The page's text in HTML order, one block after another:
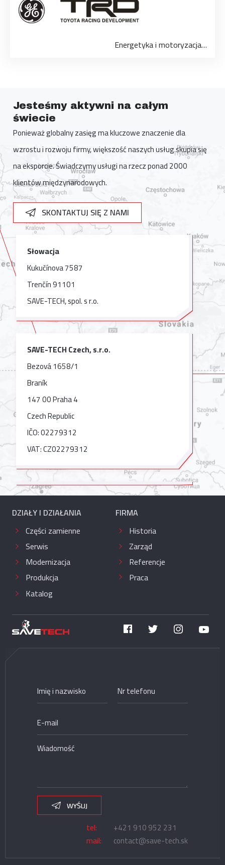
Energetyka i motoryzacja…
Jesteśmy aktywni na całym
świecie
Ponieważ globalny zasięg ma kluczowe znaczenie dla
wzrostu i rozwoju firmy, większość naszych usług skupia się
na eksporcie. Świadczymy usługi na rzecz ponad 2000
klientów międzynarodowych.
SKONTAKTUJ SIĘ Z NAMI
Słowacja
Kukučínova 7587
Trenčín 91101
SAVE-TECH, spol. s r.o.
SAVE-TECH Czech, s.r.o.
Bezová 1658/1
Braník
147 00 Praha 4
Czech Republic
IČO: 02279312
VAT: CZ02279312
DZIAŁY I DZIAŁANIA
Części zamienne
Serwis
Modernizacja
Produkcja
Katalog
FIRMA
Historia
Zarząd
Referencje
Praca
WYŚLIJ
tel:
+421 910 952 231
mail:
contact@save-tech.sk